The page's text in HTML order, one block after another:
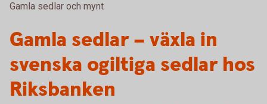
Gamla sedlar och mynt
Gamla sedlar – växla in
svenska ogiltiga sedlar hos
Riksbanken